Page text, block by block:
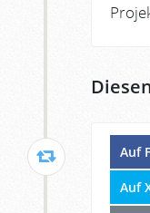
Auf
Auf